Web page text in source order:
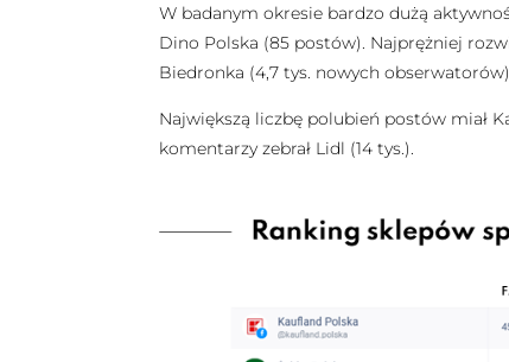
W badanym okresie bardzo dużą
Dino Polska (85 postów). Najprężniej
Biedronka (4,7 tys. nowych
Największą liczbę polubień postów miał
komentarzy zebrał Lidl (14 tys.).